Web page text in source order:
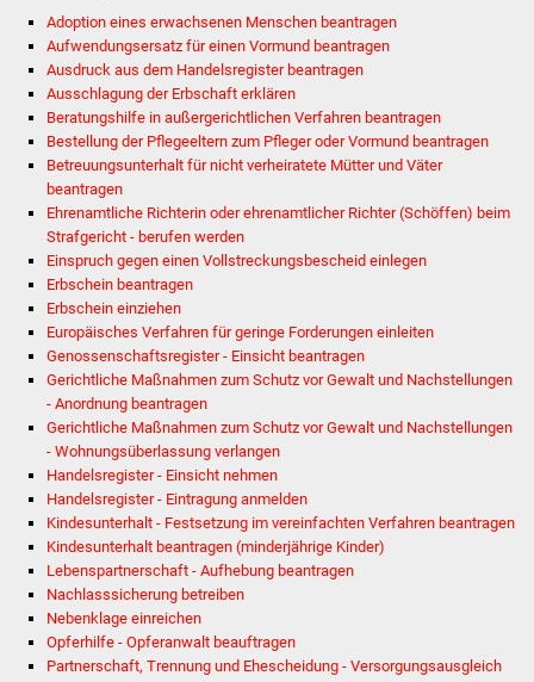
Stadtwerke
Suenergie
NETZMonitor
Gesundheit und Notfall
Ärzte und Apotheken
Pflege von Angehörigen
Hitzewarnung / UV-
ÖPNV
Bürgerbus (MOBS)
Abfall und Entsorgung
Kultur & Freizeit
Adoption eines erwachsenen Menschen beantragen
Aufwendungsersatz für einen Vormund beantragen
Ausdruck aus dem Handelsregister beantragen
Ausschlagung der Erbschaft erklären
Beratungshilfe in außergerichtlichen Verfahren beantragen
Bestellung der Pflegeeltern zum Pfleger oder Vormund beantragen
Betreuungsunterhalt für nicht verheiratete Mütter und Väter
beantragen
Ehrenamtliche Richterin oder ehrenamtlicher Richter (Schöffen) beim
Strafgericht - berufen werden
Einspruch gegen einen Vollstreckungsbescheid einlegen
Erbschein beantragen
Erbschein einziehen
Europäisches Verfahren für geringe Forderungen einleiten
Genossenschaftsregister - Einsicht beantragen
Gerichtliche Maßnahmen zum Schutz vor Gewalt und Nachstellungen
- Anordnung beantragen
Gerichtliche Maßnahmen zum Schutz vor Gewalt und Nachstellungen
- Wohnungsüberlassung verlangen
Handelsregister - Einsicht nehmen
Handelsregister - Eintragung anmelden
Kindesunterhalt - Festsetzung im vereinfachten Verfahren beantragen
Kindesunterhalt beantragen (minderjährige Kinder)
Lebenspartnerschaft - Aufhebung beantragen
Nachlasssicherung betreiben
Nebenklage einreichen
Opferhilfe - Opferanwalt beauftragen
Partnerschaft, Trennung und Ehescheidung - Versorgungsausgleich